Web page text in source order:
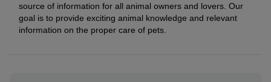
source of information for all animal owners and lovers. Our
goal is to provide exciting animal knowledge and relevant
information on the proper care of pets.